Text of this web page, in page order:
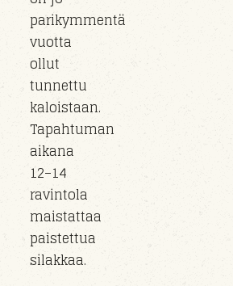
parikymmentä
vuotta
ollut
tunnettu
kaloistaan.
Tapahtuman
aikana
12–14
ravintola
maistattaa
paistettua
silakkaa.